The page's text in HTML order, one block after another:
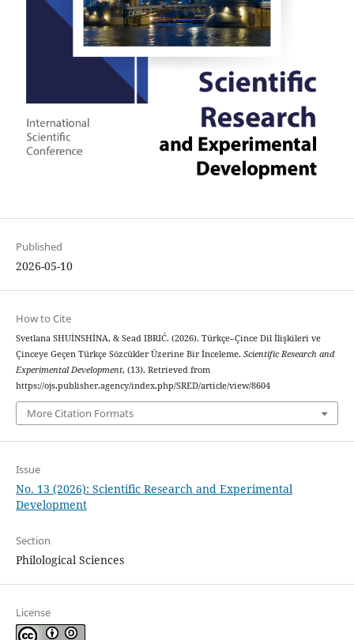
Published
2026-05-10
How to Cite
Svetlana SHUİNSHİNA, & Sead IBRIĆ. (2026). Türkçe–Çince Dil İlişkileri ve
Çinceye Geçen Türkçe Sözcükler Üzerine Bir İnceleme. Scientific Research and
Experimental Development, (13). Retrieved from
https://ojs.publisher.agency/index.php/SRED/article/view/8604
More Citation Formats
Issue
No. 13 (2026): Scientific Research and Experimental
Development
Section
Philological Sciences
License